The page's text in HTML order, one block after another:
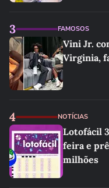
3 FAMOSOS
Vini Jr.
Virginia,
4 NOTÍCIAS
Lotofácil
feira e
milhões